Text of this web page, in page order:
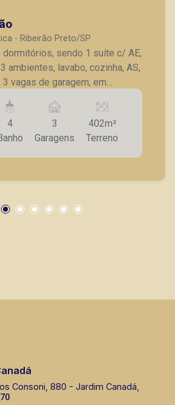
Mariotti
146320 - Venda
(16) 99222-2915
CRECI 82740 - Venda
Gonçalves
293.460 - Venda
- Ribeirão Preto/SP
dormitórios, sendo 1 suíte c/ AE,
ambientes, lavabo, cozinha, AS,
vagas de garagem, em
imóvel comercial ou
4
3
Garagens
402m²
Terreno
Consoni, 880 - Jardim Canadá,